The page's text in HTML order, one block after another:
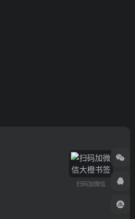
扫码加微信